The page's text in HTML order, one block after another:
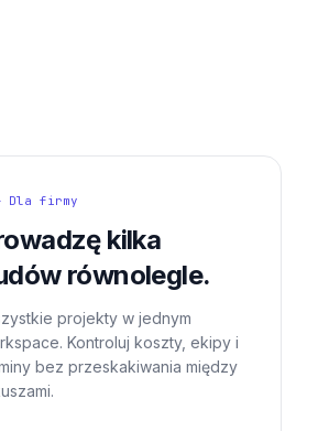
Dla firmy
kilka
równolegle.
projekty w jednym
Kontroluj koszty, ekipy i
bez przeskakiwania między